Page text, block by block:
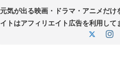
コ
ン